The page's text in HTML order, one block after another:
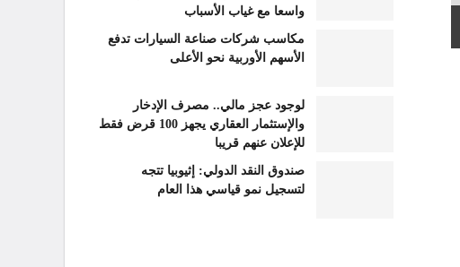
واسعا مع غياب الأسباب
مكاسب شركات صناعة السيارات تدفع
الأسهم الأوربية نحو الأعلى
لوجود عجز مالي.. مصرف الإدخار
والإستثمار العقاري يجهز 100 قرض فقط
للإعلان عنهم قريبا
صندوق النقد الدولي: إثيوبيا تتجه
لتسجيل نمو قياسي هذا العام